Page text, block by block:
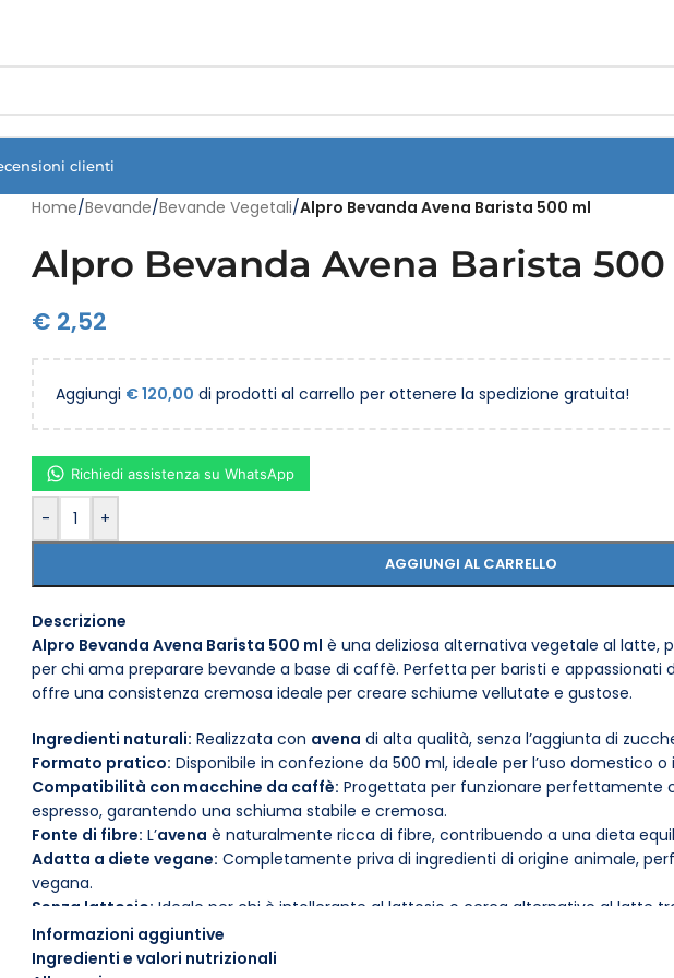
clienti
Home/Bevande/Bevande Vegetali/Alpro Bevanda Avena Barista 500 ml
Alpro Bevanda Avena Barista
€ 2,52
Aggiungi €120,00 di prodotti al carrello per ottenere la spedizione gratuita!
- +
AGGIUNGI AL CARRELLO
Richiedi assistenza su WhatsApp
Descrizione
Alpro Bevanda Avena Barista 500 ml è una deliziosa alternativa vegetale al
per chi ama preparare bevande a base di caffè. Perfetta per baristi e appassionati
offre una consistenza cremosa ideale per creare schiume vellutate e gustose.
Ingredienti naturali: Realizzata con avena di alta qualità, senza l’aggiunta di
Formato pratico: Disponibile in confezione da 500 ml, ideale per l’uso domestico
Compatibilità con macchine da caffè: Progettata per funzionare perfettamente
espresso, garantendo una schiuma stabile e cremosa.
Fonte di fibre: L’avena è naturalmente ricca di fibre, contribuendo a una dieta
Adatta a diete vegane: Completamente priva di ingredienti di origine animale,
vegana.
Senza lattosio: Ideale per chi è intollerante al lattosio o cerca alternative al latte
Conservazione:Conservare in un luogo fresco e asciutto. Una volta aperta,
consumare entro 5 giorni.
Informazioni aggiuntive
Ingredienti e valori nutrizionali